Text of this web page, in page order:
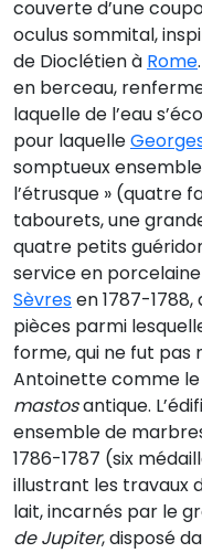
couverte d’une
oculus sommital,
de Dioclétien à Rome
en berceau,
laquelle de l’eau
pour laquelle
somptueux
l’étrusque » (quatre
tabourets, une
quatre petits
service en
Sèvresen 1787-
pièces parmi
forme, qui ne fut pas
Antoinette comme le
mastosantique.
ensemble de
1786-1787 (six
illustrant les travaux
lait, incarnés par le
de Jupiter, disposé